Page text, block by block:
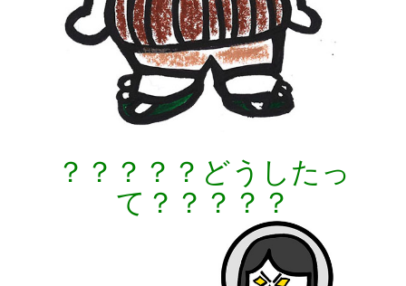
？？？？？どうしたっ
て？？？？？